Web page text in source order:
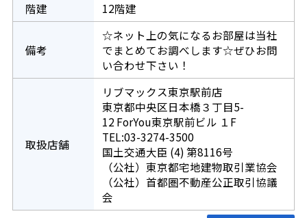
階建
12階建
備考
☆ネット上の気になるお部屋は当社
でまとめてお調べします☆ぜひお問
い合わせ下さい！
取扱店舗
リブマックス東京駅前店
東京都中央区日本橋３丁目5-
12 ForYou東京駅前ビル １F
TEL:03-3274-3500
国土交通大臣 (4) 第8116号
（公社）東京都宅地建物取引業協会
（公社）首都圏不動産公正取引協議
会